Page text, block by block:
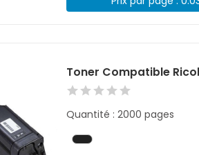
Toner Compatible
Quantité : 2000 pages